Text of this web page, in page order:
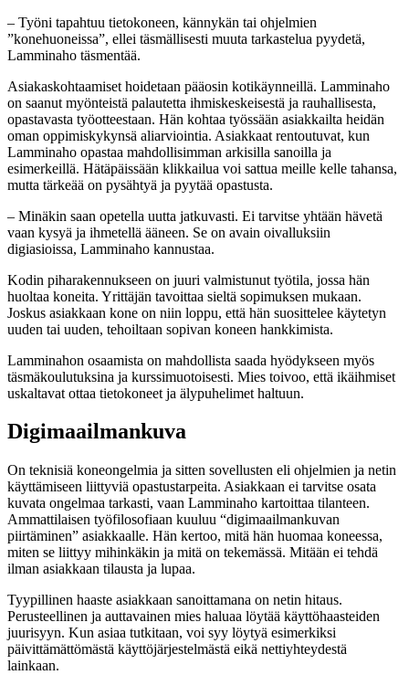
– Työni tapahtuu tietokoneen, kännykän tai ohjelmien
”konehuoneissa”, ellei täsmällisesti muuta tarkastelua pyydetä,
Lamminaho täsmentää.
Asiakaskohtaamiset hoidetaan pääosin kotikäynneillä. Lamminaho
on saanut myönteistä palautetta ihmiskeskeisestä ja rauhallisesta,
opastavasta työotteestaan. Hän kohtaa työssään asiakkailta heidän
oman oppimiskykynsä aliarviointia. Asiakkaat rentoutuvat, kun
Lamminaho opastaa mahdollisimman arkisilla sanoilla ja
esimerkeillä. Hätäpäissään klikkailua voi sattua meille kelle tahansa,
mutta tärkeää on pysähtyä ja pyytää opastusta.
– Minäkin saan opetella uutta jatkuvasti. Ei tarvitse yhtään hävetä
vaan kysyä ja ihmetellä ääneen. Se on avain oivalluksiin
digiasioissa, Lamminaho kannustaa.
Kodin piharakennukseen on juuri valmistunut työtila, jossa hän
huoltaa koneita. Yrittäjän tavoittaa sieltä sopimuksen mukaan.
Joskus asiakkaan kone on niin loppu, että hän suosittelee käytetyn
uuden tai uuden, tehoiltaan sopivan koneen hankkimista.
Lamminahon osaamista on mahdollista saada hyödykseen myös
täsmäkoulutuksina ja kurssimuotoisesti. Mies toivoo, että ikäihmiset
uskaltavat ottaa tietokoneet ja älypuhelimet haltuun.
Digimaailmankuva
On teknisiä koneongelmia ja sitten sovellusten eli ohjelmien ja netin
käyttämiseen liittyviä opastustarpeita. Asiakkaan ei tarvitse osata
kuvata ongelmaa tarkasti, vaan Lamminaho kartoittaa tilanteen.
Ammattilaisen työfilosofiaan kuuluu “digimaailmankuvan
piirtäminen” asiakkaalle. Hän kertoo, mitä hän huomaa koneessa,
miten se liittyy mihinkäkin ja mitä on tekemässä. Mitään ei tehdä
ilman asiakkaan tilausta ja lupaa.
Tyypillinen haaste asiakkaan sanoittamana on netin hitaus.
Perusteellinen ja auttavainen mies haluaa löytää käyttöhaasteiden
juurisyyn. Kun asiaa tutkitaan, voi syy löytyä esimerkiksi
päivittämättömästä käyttöjärjestelmästä eikä nettiyhteydestä
lainkaan.